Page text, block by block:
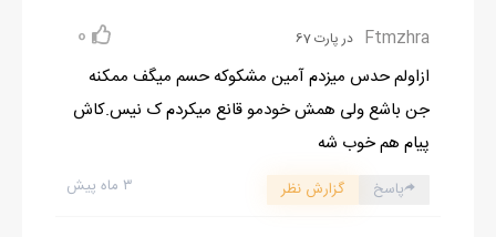
Ftmzhra در پارت 67 0
ازاولم حدس میزدم آمین مشکوکه حسم میگف ممکنه
جن باشع ولی همش خودمو قانع میکردم ک نیس.کاش
پیام هم خوب شه
۳ ماه پیش پاسخ گزارش نظر